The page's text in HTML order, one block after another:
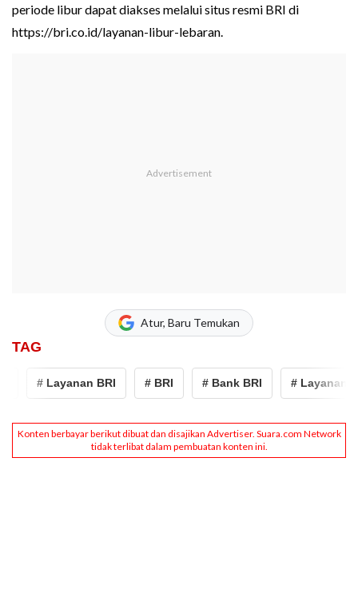
periode libur dapat diakses melalui situs resmi BRI di
https://bri.co.id/layanan-libur-lebaran.
Atur, Baru Temukan
TAG
# Layanan BRI # BRI # Bank BRI # Layanan